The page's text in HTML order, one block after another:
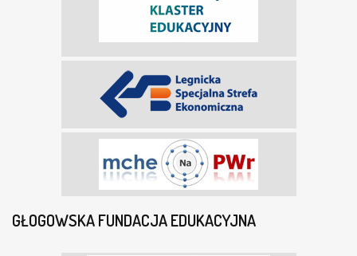
GŁOGOWSKA FUNDACJA EDUKACYJNA